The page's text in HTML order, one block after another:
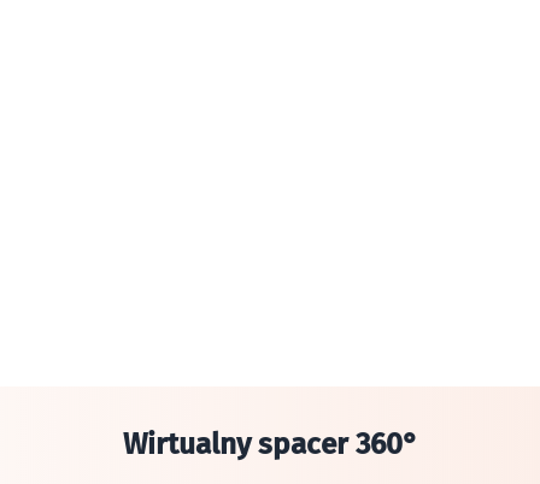
Wirtualny spacer 360°